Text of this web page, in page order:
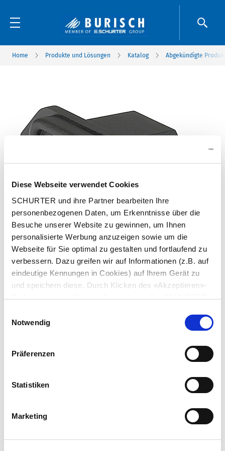
Diese Webseite verwendet Cookies
SCHURTER und ihre Partner bearbeiten Ihre
personenbezogenen Daten, um Erkenntnisse über die
Besuche unserer Website zu gewinnen, um Ihnen
personalisierte Werbung anzuzeigen sowie um die
Webseite für Sie optimal zu gestalten und fortlaufend zu
verbessern. Dazu greifen wir auf Informationen (z.B. auf
eindeutige Kennungen in Cookies) auf Ihrem Gerät zu
und speichern diese. Durch Klicken des «Akzeptieren»-
Buttons stimmen Sie der Verwendung aller SCHURTER
Ihre Einstellungen jederzeit ändern, indem Sie auf
Einstellungen werden unseren Partnern gemeldet und
haben keinen Einfluss auf die Browserdaten. Weitere
Datenschutzerklärung
Notwendig
Präferenzen
Statistiken
Marketing
Home Produkte und Lösungen Katalog Abgekündigte
Datenblatt früheres PDF
Letzte Bestellmöglichkeit: 31.5.2011